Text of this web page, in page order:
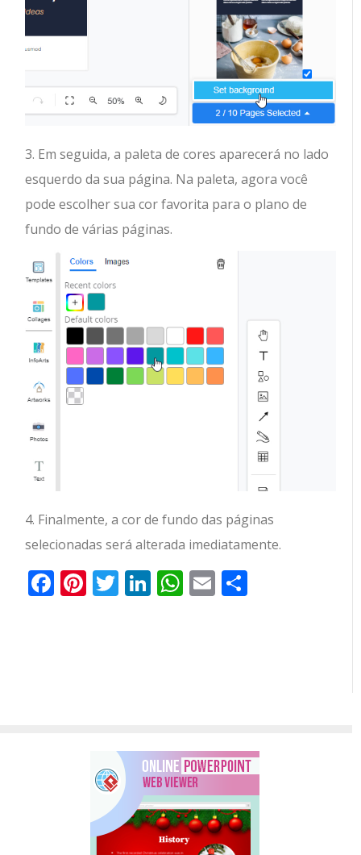
3. Em seguida, a paleta de cores aparecerá no lado
esquerdo da sua página. Na paleta, agora você
pode escolher sua cor favorita para o plano de
fundo de várias páginas.
4. Finalmente, a cor de fundo das páginas
selecionadas será alterada imediatamente.
Facebook
Pinterest
Twitter
LinkedIn
WhatsApp
Email